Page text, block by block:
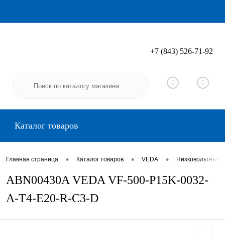
Вход Регистрация
+7 (843) 526-71-92
0 0
Каталог товаров
Главная страница • Каталог товаров • VEDA •
ABN00430A VEDA VF-500-P15K-0032-
A-T4-E20-R-C3-D